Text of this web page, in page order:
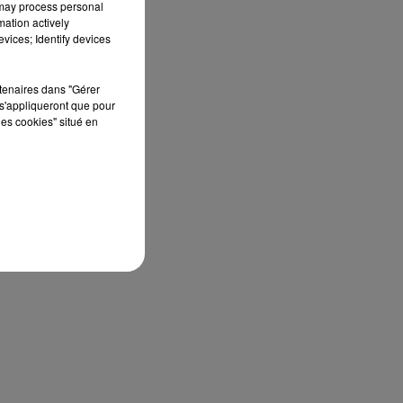
process personal
actively
Identify devices
dans "Gérer
que pour
cookies" situé en